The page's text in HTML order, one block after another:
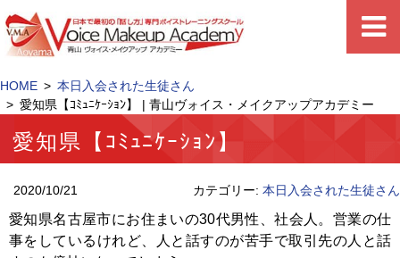
HOME
本日入会された生徒さん
愛知県【ｺﾐｭﾆｹｰｼｮﾝ】 | 青山ヴォイス・メイクアップアカデミー
愛知県【ｺﾐｭﾆｹｰｼｮﾝ】
2020/10/21 カテゴリー: 本日入会された生徒さん
愛知県名古屋市にお住まいの30代男性、社会人。営業の仕
事をしているけれど、人と話すのが苦手で取引先の人と話